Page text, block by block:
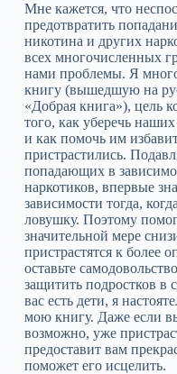
Мне кажется, что
предотвратить
никотина и других
всех многочисленных
нами проблемы. Я
книгу (вышедшую на
«Добрая книга»), цель
того, как уберечь
и как помочь им
пристрастились.
попадающих в
наркотиков, впервые
зависимости тогда,
ловушку. Поэтому
значительной мере
пристрастятся к более
оставьте
защитить подростков в
вас есть дети, я
мою книгу. Даже если
возможно, уже
предоставит вам
поможет его исцелить.